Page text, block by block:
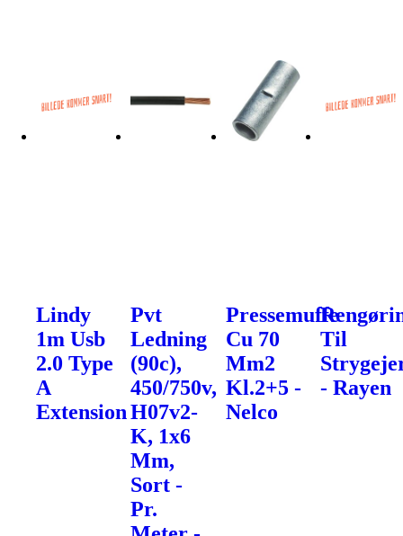
Lindy
1m Usb
2.0 Type
A
Extension
Pvt
Ledning
(90c),
450/750v,
H07v2-
K, 1x6
Mm,
Sort -
Pr.
Pressemuffe
Cu 70
Mm2
Kl.2+5 -
Nelco
Til
- Rayen